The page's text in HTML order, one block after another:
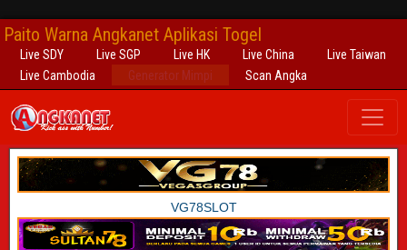
Paito Warna Angkanet Aplikasi Togel
Live SDY Live SGP Live HK Live China
Live Taiwan
Live Cambodia
Generator Mimpi Scan Angka
VG78SLOT